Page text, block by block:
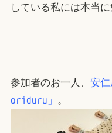
している私には本当に
参加者のお一人、 安
oriduru」 。